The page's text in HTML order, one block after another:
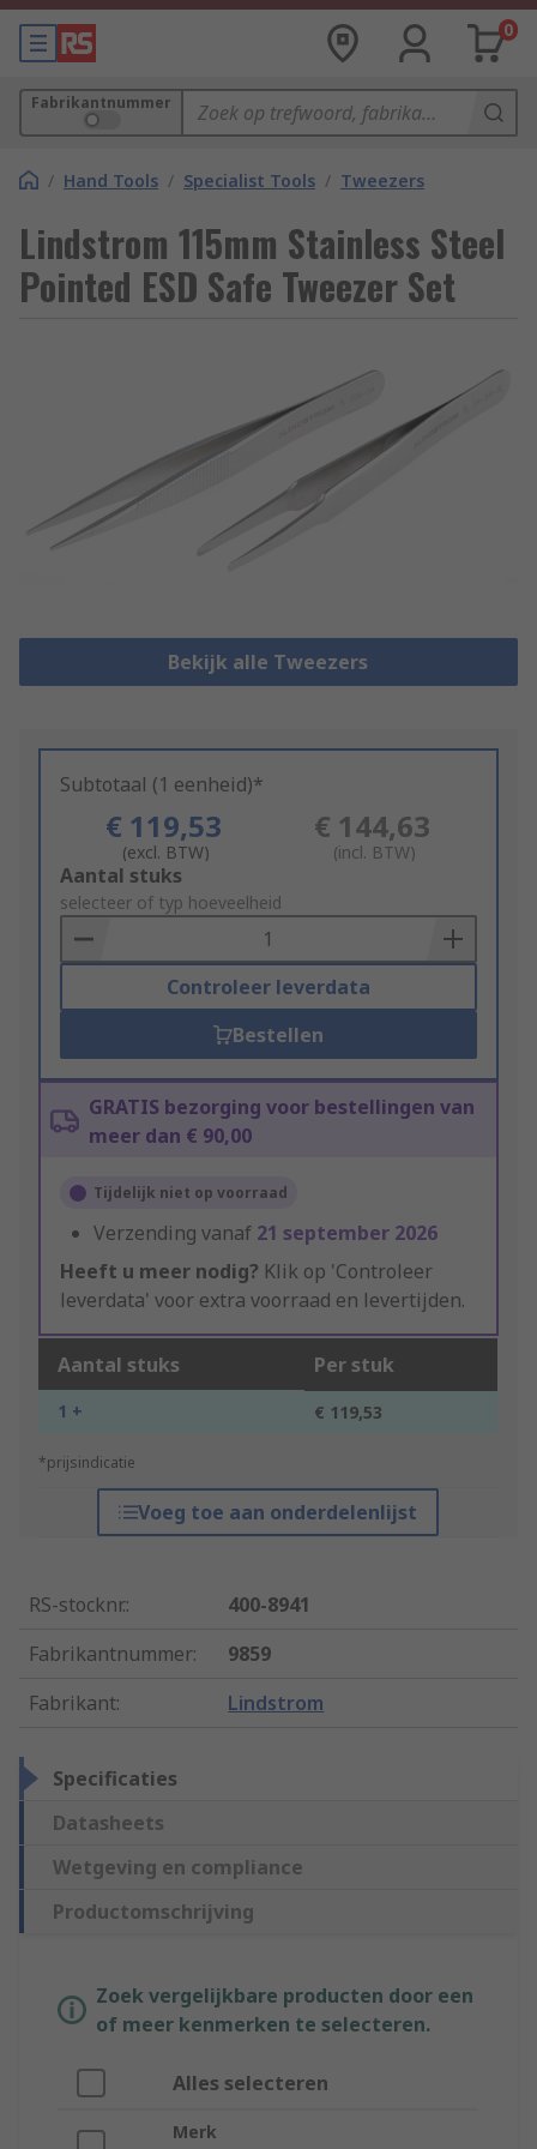
0
Fabrikantnummer
/ Hand Tools / Specialist Tools / Tweezers
Lindstrom 115mm Stainless Steel
Pointed ESD Safe Tweezer Set
Bekijk alle Tweezers
Subtotaal (1 eenheid)*
€ 119,53
(excl. BTW)
€ 144,63
(incl. BTW)
Add
to
Basket
Aantal stuks
selecteer of typ hoeveelheid
Controleer leverdata
Bestellen
GRATIS bezorging voor bestellingen van
meer dan € 90,00
Tijdelijk niet op voorraad
Verzending vanaf 21 september 2026
Heeft u meer nodig? Klik op 'Controleer
leverdata' voor extra voorraad en levertijden.
Aantal stuks Per stuk
1 + € 119,53
*prijsindicatie
Voeg toe aan onderdelenlijst
RS-stocknr.:
400-8941
Fabrikantnummer:
9859
Fabrikant: Lindstrom
Specificaties
Datasheets
Wetgeving en compliance
Productomschrijving
Zoek vergelijkbare producten door een
of meer kenmerken te selecteren.
Alles selecteren
Merk